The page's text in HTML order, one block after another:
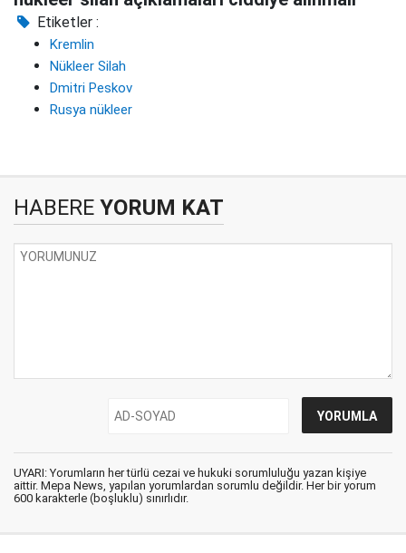
Etiketler :
Kremlin
Nükleer Silah
Dmitri Peskov
Rusya nükleer
HABERE YORUM KAT
UYARI: Yorumların her türlü cezai ve hukuki sorumluluğu yazan kişiye
aittir. Mepa News, yapılan yorumlardan sorumlu değildir. Her bir yorum
600 karakterle (boşluklu) sınırlıdır.